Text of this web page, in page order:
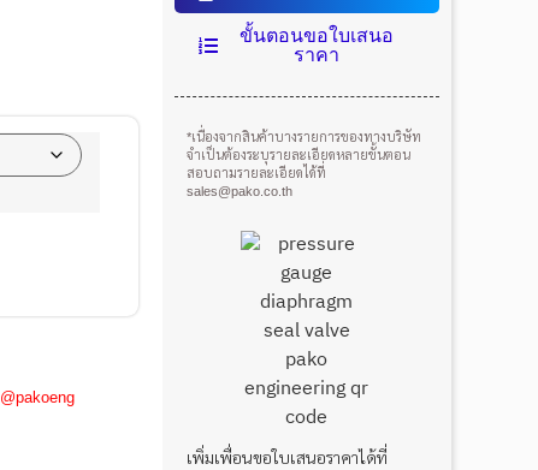
ขั้นตอนขอใบเสนอ
ราคา
*เนื่องจากสินค้าบางรายการของทางบริษัท
จำเป็นต้องระบุรายละเอียดหลายขั้นตอน
สอบถามรายละเอียดได้ที่
sales@pako.co.th
เพิ่มเพื่อนขอใบเสนอราคาได้ที่